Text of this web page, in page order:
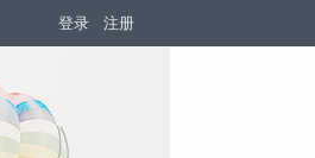
登录 注册